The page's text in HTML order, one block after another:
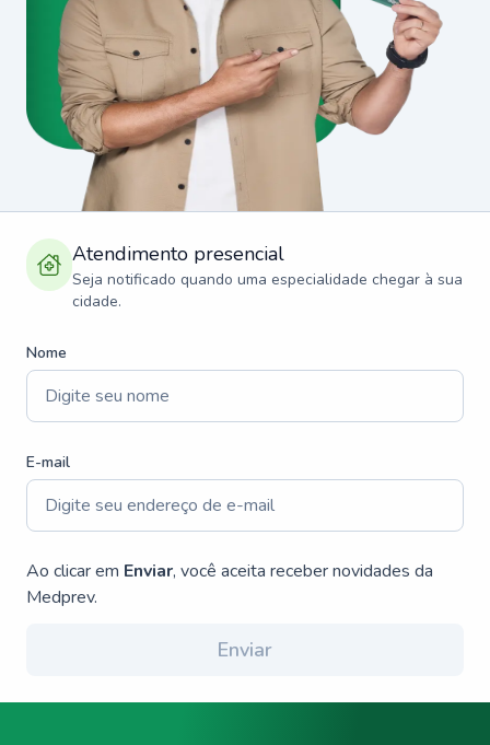
Atendimento presencial
Seja notificado quando uma especialidade chegar à sua
cidade.
Nome
E-mail
Ao clicar em Enviar, você aceita receber novidades da
Medprev.
Enviar